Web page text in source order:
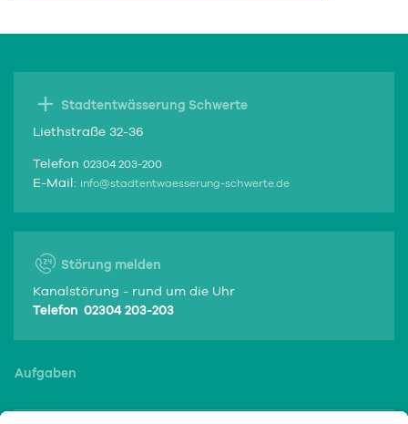
Stadtentwässerung Schwerte
Liethstraße 32-36
Telefon 02304 203-200
E-Mail: info@stadtentwaesserung-schwerte.de
Störung melden
Kanalstörung - rund um die Uhr
Telefon 02304 203-203
Aufgaben